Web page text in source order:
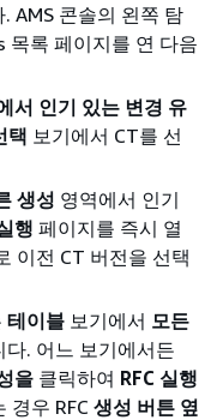
AMS 콘솔의 왼쪽 탐
목록 페이지를 연 다음
서 인기 있는 변경 유
택 보기에서 CT를 선
생성 영역에서 인기
행 페이지를 즉시 열
이전 CT 버전을 선택
테이블 보기에서 모든
. 어느 보기에서든
을 클릭하여 RFC 실행
경우 RFC 생성 버튼 옆